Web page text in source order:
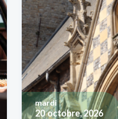
20 octobre, 2026
mardi